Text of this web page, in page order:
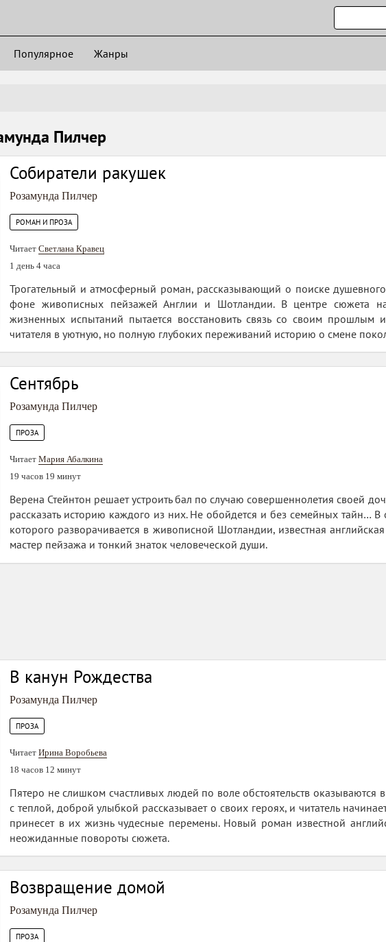
Популярное Жанры
Пилчер
Собиратели ракушек
Розамунда Пилчер
РОМАН И ПРОЗА
Читает Светлана Кравец
1 день 4 часа
Трогательный и атмосферный роман, рассказывающий о поиске
фоне живописных пейзажей Англии и Шотландии. В центре сюжета
жизненных испытаний пытается восстановить связь со своим прошлым
читателя в уютную, но полную глубоких переживаний историю о смене
Сентябрь
Розамунда Пилчер
ПРОЗА
Читает Мария Абалкина
19 часов 19 минут
Верена Стейнтон решает устроить бал по случаю совершеннолетия своей
рассказать историю каждого из них. Не обойдется и без семейных тайн…
которого разворачивается в живописной Шотландии, известная
мастер пейзажа и тонкий знаток человеческой души.
В канун Рождества
Розамунда Пилчер
ПРОЗА
Читает Ирина Воробьева
18 часов 12 минут
Пятеро не слишком счастливых людей по воле обстоятельств
с теплой, доброй улыбкой рассказывает о своих героях, и читатель
принесет в их жизнь чудесные перемены. Новый роман известной
неожиданные повороты сюжета.
Возвращение домой
Розамунда Пилчер
ПРОЗА